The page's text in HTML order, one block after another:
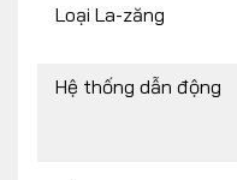
Loại La-zăng
Hệ thống dẫn động